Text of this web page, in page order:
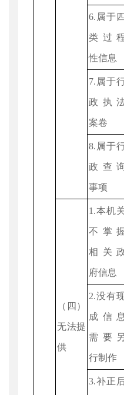
6.属于四
类过
性信息
7.属于
政执
案卷
8.属于
政查
事项
（四）
无法提
供
1.本机
不掌
相关
府信息
2.没有
成信息
需要
行制作
3.补正